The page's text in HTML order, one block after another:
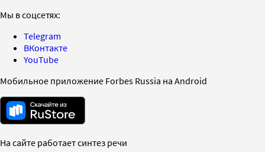
Мы в соцсетях:
Telegram
ВКонтакте
YouTube
Мобильное приложение Forbes Russia на Android
На сайте работает синтез речи